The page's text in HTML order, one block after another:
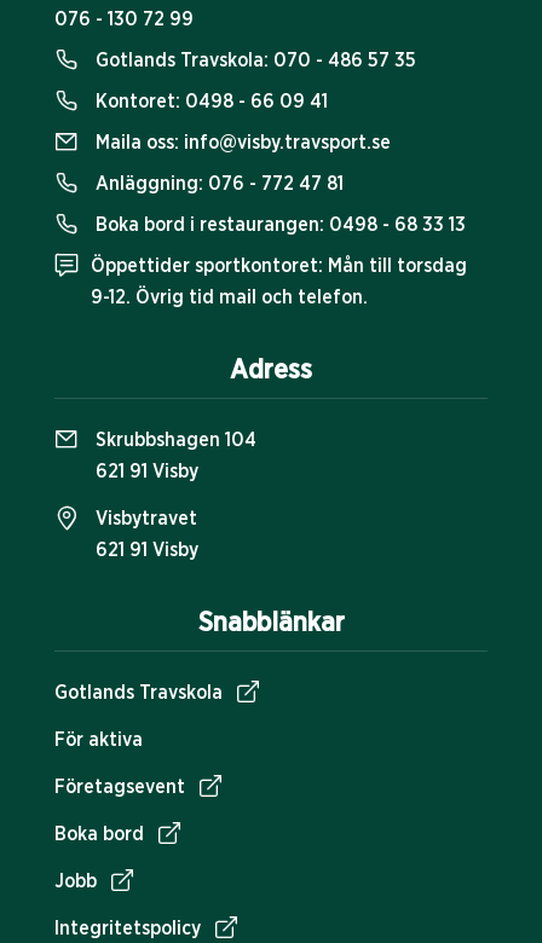
Snabblänkar
Gotlands Travskola
För aktiva
Företagsevent
Boka bord
Jobb
Integritetspolicy
076 - 130 72 99
Gotlands Travskola: 070 - 486 57 35
Kontoret: 0498 - 66 09 41
Maila oss: info@visby.travsport.se
Anläggning: 076 - 772 47 81
Boka bord i restaurangen: 0498 - 68 33 13
Öppettider sportkontoret: Mån till torsdag
9-12. Övrig tid mail och telefon.
Adress
Skrubbshagen 104
621 91 Visby
Visbytravet
621 91 Visby